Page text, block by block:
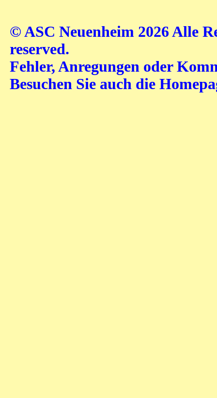
© ASC Neuenheim 2026 Alle
reserved.
Fehler, Anregungen oder
Besuchen Sie auch die